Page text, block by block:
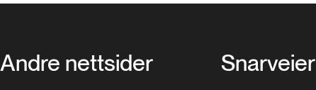
Andre nettsider Snarveier